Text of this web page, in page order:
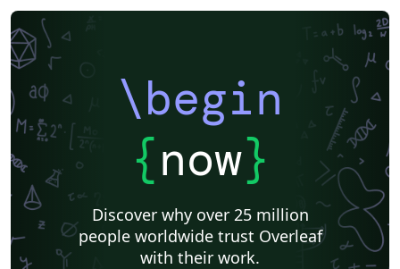
\begin
{now}
Discover why over 25 million
people worldwide trust Overleaf
with their work.